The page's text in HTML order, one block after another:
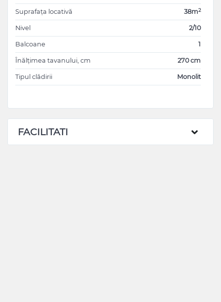
Suprafața locativă 38m2
Nivel 2/10
Balcoane 1
Înălțimea tavanului, cm 270 cm
Tipul clădirii Monolit
FACILITATI